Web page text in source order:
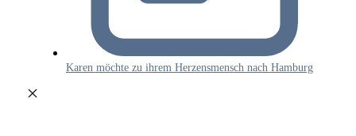
Karen möchte zu ihrem Herzensmensch nach Hamburg